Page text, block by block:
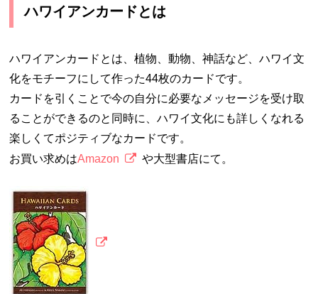
ハワイアンカードとは
ハワイアンカードとは、植物、動物、神話など、ハワイ文
化をモチーフにして作った44枚のカードです。
カードを引くことで今の自分に必要なメッセージを受け取
ることができるのと同時に、ハワイ文化にも詳しくなれる
楽しくてポジティブなカードです。
お買い求めはAmazon や大型書店にて。